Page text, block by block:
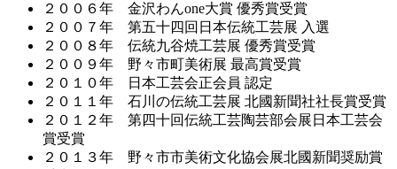
２００６年 金沢わんone大賞 優秀賞受賞
２００７年 第五十四回日本伝統工芸展 入選
２００８年 伝統九谷焼工芸展 優秀賞受賞
２００９年 野々市町美術展 最高賞受賞
２０１０年 日本工芸会正会員 認定
２０１１年 石川の伝統工芸展 北國新聞社社長賞受賞
２０１２年 第四十回伝統工芸陶芸部会展日本工芸会
賞受賞
２０１３年 野々市市美術文化協会展北國新聞奨励賞